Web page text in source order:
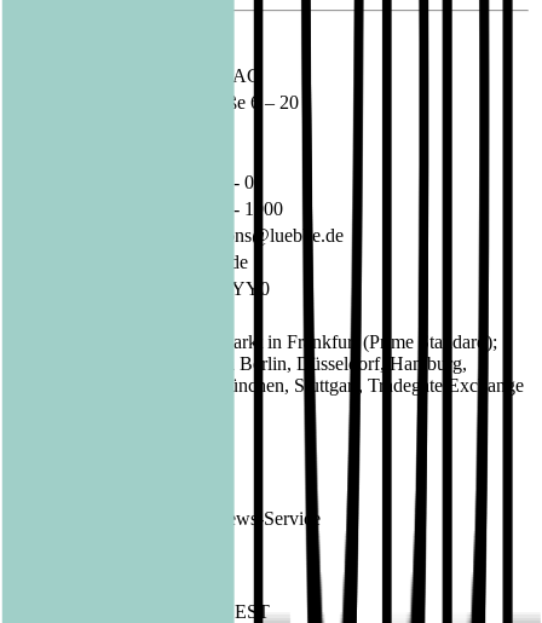
Bastei Lübbe AG
Schanzenstraße 6 – 20
02 21 / 82 00 - 0
02 21 / 82 00 - 1900
investorrelations@luebbe.de
www.luebbe.de
DE000A1X3YY0
Regulierter Markt in Frankfurt (Prime Standard);
Freiverkehr in Berlin, Düsseldorf, Hamburg,
Hannover, München, Stuttgart, Tradegate Exchange
EQS News-Service
1946501 16.07.2024 CET/CEST